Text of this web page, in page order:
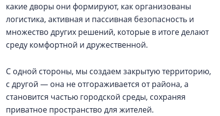
какие дворы они формируют, как организованы
логистика, активная и пассивная безопасность и
множество других решений, которые в итоге делают
среду комфортной и дружественной.
С одной стороны, мы создаем закрытую территорию,
с другой — она не отгораживается от района, а
становится частью городской среды, сохраняя
приватное пространство для жителей.